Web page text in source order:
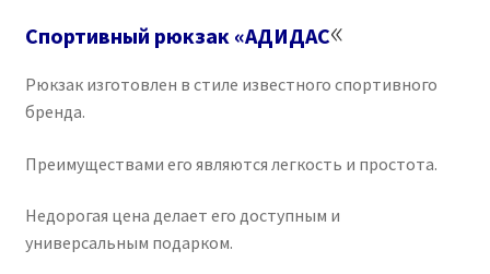
Спортивный рюкзак «АДИДАС«
Рюкзак изготовлен в стиле известного спортивного
бренда.
Преимуществами его являются легкость и простота.
Недорогая цена делает его доступным и
универсальным подарком.